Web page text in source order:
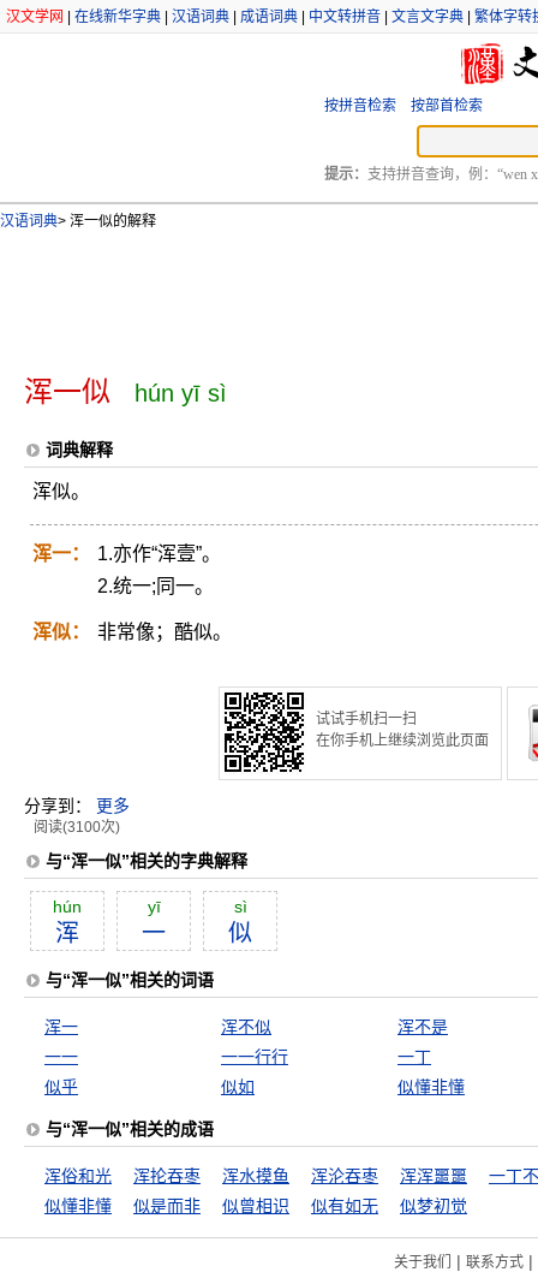
汉文学网 在线新华字典 汉语词典 成语词典 中文转拼音 文言文字典 繁体字转
按拼音检索 按部首检索
提示： 支持拼音查询，例：“wen
汉语词典> 浑一似的解释
浑一似 hún yī sì
词典解释
浑似。
浑一：
1.亦作“浑壹”。
2.统一;同一。
浑似： 非常像；酷似。
试试手机扫一扫
在你手机上继续浏览此页面
分享到： 更多
阅读(3100次)
与“浑一似”相关的字典解释
hún
浑
yī
一
sì
似
与“浑一似”相关的词语
浑一 浑不似
浑不是
一一
一一行行
一丁
似乎
似如 似懂非懂
与“浑一似”相关的成语
浑俗和光 浑抡吞枣 浑水摸鱼 浑沦吞枣 浑浑噩噩
一丁
似懂非懂
似是而非 似曾相识 似有如无 似梦初觉
关于我们 | 联系方式|